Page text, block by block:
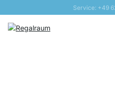
Service: +49
Livraison rapide -